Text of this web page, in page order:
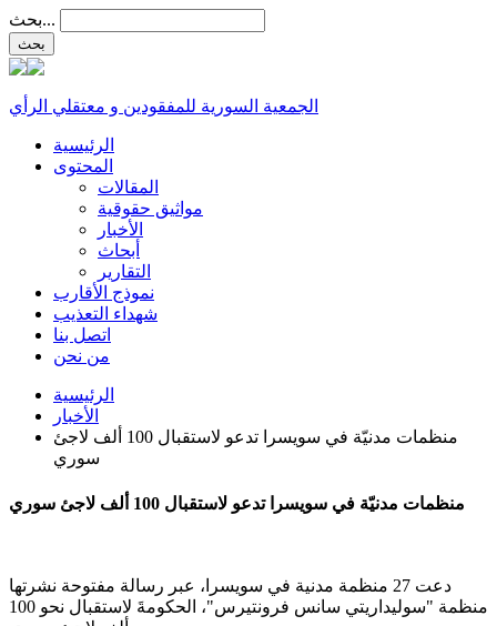
بحث...
الجمعية السورية للمفقودين و معتقلي الرأي
الرئيسية
المحتوى
المقالات
مواثيق حقوقية
الأخبار
أبحاث
التقارير
نموذج الأقارب
شهداء التعذيب
اتصل بنا
من نحن
الرئيسية
الأخبار
منظمات مدنيّة في سويسرا تدعو لاستقبال 100 ألف لاجئ
سوري
منظمات مدنيّة في سويسرا تدعو لاستقبال 100 ألف لاجئ سوري
دعت 27 منظمة مدنية في سويسرا، عبر رسالة مفتوحة نشرتها
منظمة "سوليداريتي سانس فرونتيرس"، الحكومةَ لاستقبال نحو 100